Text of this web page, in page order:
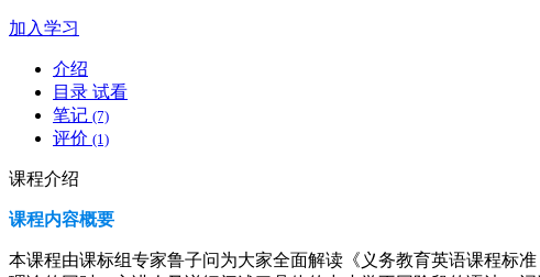
加入学习
介绍
目录 试看
笔记 (7)
评价 (1)
课程介绍
课程内容概要
本课程由课标组专家鲁子问为大家全面解读《义务教育英语课程标